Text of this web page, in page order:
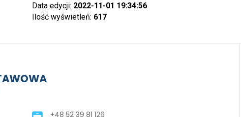
Data edycji: 2022-11-01 19:34:56
Ilość wyświetleń: 617
+48 52 39 81 126